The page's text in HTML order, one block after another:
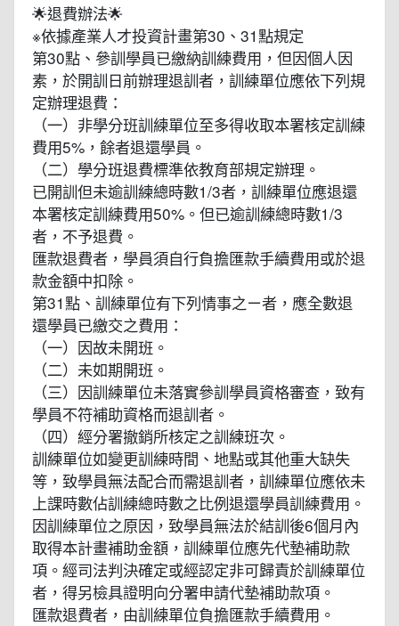
🌟退費辦法🌟
※依據產業人才投資計畫第30、31點規定
第30點、參訓學員已繳納訓練費用，但因個人因
素，於開訓日前辦理退訓者，訓練單位應依下列規
定辦理退費：
（一）非學分班訓練單位至多得收取本署核定訓練
費用5%，餘者退還學員。
（二）學分班退費標準依教育部規定辦理。
已開訓但未逾訓練總時數1/3者，訓練單位應退還
本署核定訓練費用50%。但已逾訓練總時數1/3
者，不予退費。
匯款退費者，學員須自行負擔匯款手續費用或於退
款金額中扣除。
第31點、訓練單位有下列情事之ㄧ者，應全數退
還學員已繳交之費用：
（一）因故未開班。
（二）未如期開班。
（三）因訓練單位未落實參訓學員資格審查，致有
學員不符補助資格而退訓者。
（四）經分署撤銷所核定之訓練班次。
訓練單位如變更訓練時間、地點或其他重大缺失
等，致學員無法配合而需退訓者，訓練單位應依未
上課時數佔訓練總時數之比例退還學員訓練費用。
因訓練單位之原因，致學員無法於結訓後6個月內
取得本計畫補助金額，訓練單位應先代墊補助款
項。經司法判決確定或經認定非可歸責於訓練單位
者，得另檢具證明向分署申請代墊補助款項。
匯款退費者，由訓練單位負擔匯款手續費用。